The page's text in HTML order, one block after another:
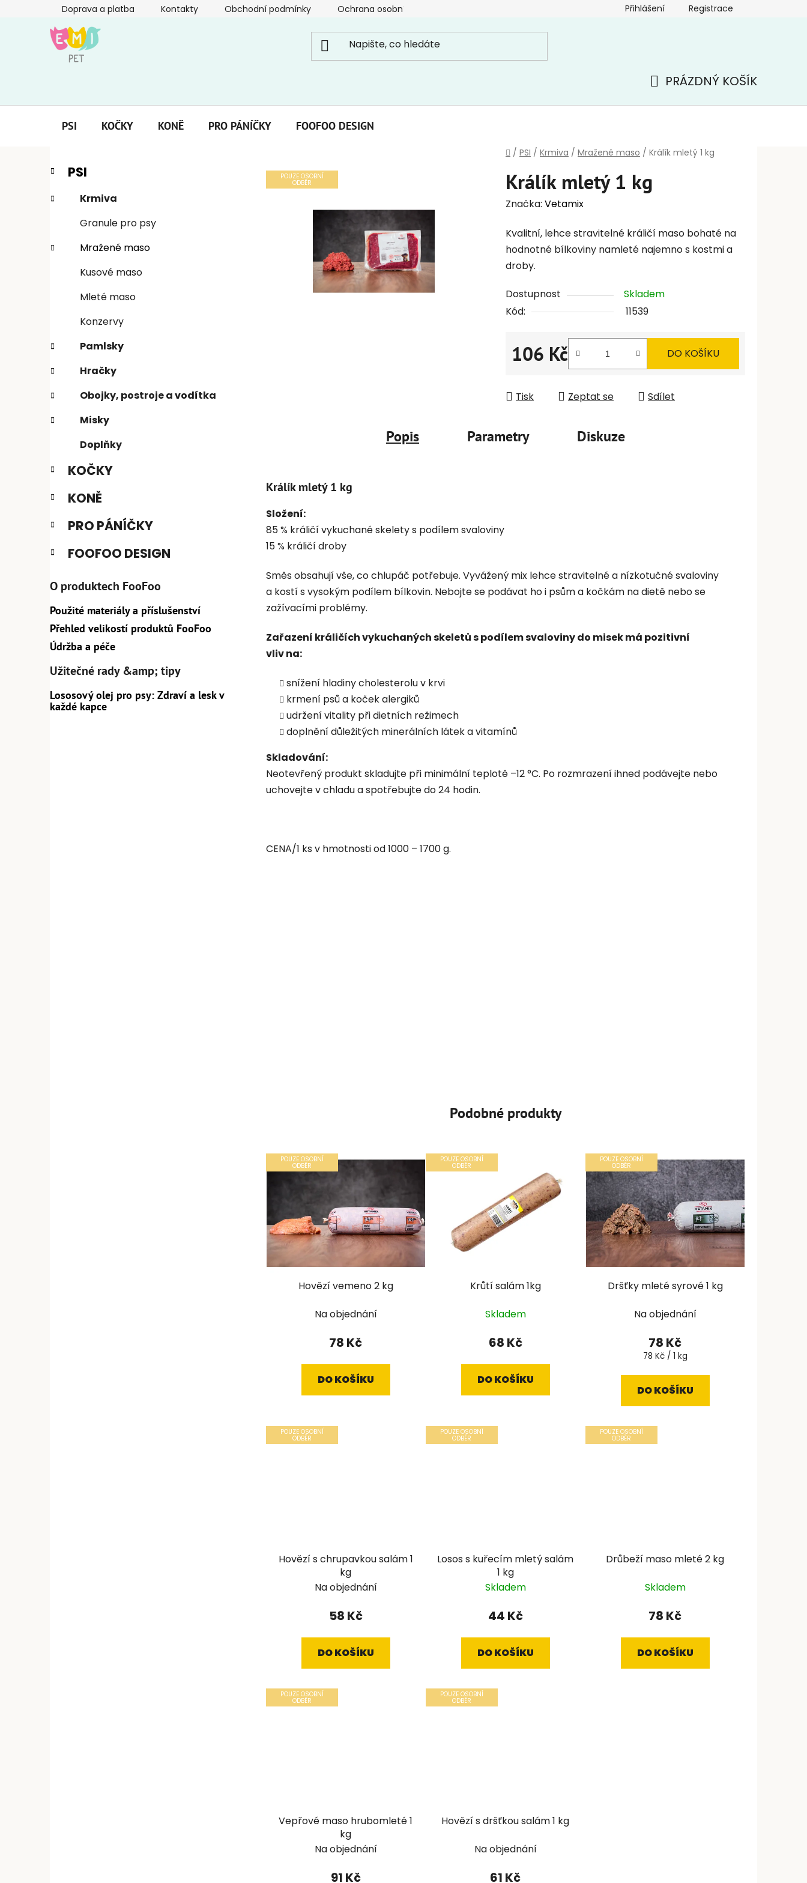
Doprava a platba Kontakty Obchodní podmínky Ochrana osobních údajů Přihlášení Registrace
PRÁZDNÝ KOŠÍK
PSI KOČKY KONĚ PRO PÁNÍČKY FOOFOO DESIGN
Domů
/ PSI / Krmiva / Mražené maso / Králík mletý 1 kg
P
s
a
e
l
Přeskočit
kategorie
K
a
e
r
PSI
Krmiva
Granule pro psy
Mražené maso
Kusové maso
Mleté maso
Konzervy
Pamlsky
Hračky
Obojky, postroje a vodítka
Misky
Doplňky
KOČKY
KONĚ
PRO PÁNÍČKY
FOOFOO DESIGN
O produktech FooFoo
Použité materiály a příslušenství
Přehled velikostí produktů FooFoo
Údržba a péče
Užitečné rady &amp; tipy
Lososový olej pro psy: Zdraví a lesk v
každé kapce
Králík mletý 1 kg
Značka: Vetamix
Kvalitní, lehce stravitelné králičí maso bohaté na
hodnotné bílkoviny namleté najemno s kostmi a
droby.
Dostupnost
Skladem
Kód:
11539
106 Kč
Měrná cena:
DO KOŠÍKU
Tisk Zeptat se Sdílet
POUZE OSOBNÍ
ODBĚR
Popis Parametry Diskuze
Králík mletý 1 kg
Složení:
85 % králičí vykuchané skelety s podílem svaloviny
15 % králičí droby
Směs obsahují vše, co chlupáč potřebuje. Vyvážený mix lehce stravitelné a nízkotučné svaloviny
a kostí s vysokým podílem bílkovin. Nebojte se podávat ho i psům a kočkám na dietě nebo se
zažívacími problémy.
Zařazení králičích vykuchaných skeletů s podílem svaloviny do misek má pozitivní
vliv na:
snížení hladiny cholesterolu v krvi
krmení psů a koček alergiků
udržení vitality při dietních režimech
doplnění důležitých minerálních látek a vitamínů
Skladování:
Ne­otevřený produkt skladujte při minimální teplotě –12 °C. Po rozmrazení ihned podávejte nebo
uchovejte v chladu a spotřebujte do 24 hodin.
CENA/1 ks v hmotnosti od 1000 – 1700 g.
Podobné produkty
POUZE OSOBNÍ
ODBĚR
Hovězí vemeno 2 kg
Na objednání
78 Kč
DO KOŠÍKU
POUZE OSOBNÍ
ODBĚR
Krůtí salám 1kg
Skladem
68 Kč
DO KOŠÍKU
POUZE OSOBNÍ
ODBĚR
Dršťky mleté syrové 1 kg
Na objednání
78 Kč
Měrná
78 Kč / 1 kg
DO KOŠÍKU
POUZE OSOBNÍ
ODBĚR
Hovězí s chrupavkou salám 1
kg
Na objednání
58 Kč
DO KOŠÍKU
POUZE OSOBNÍ
ODBĚR
Losos s kuřecím mletý salám
1 kg
Skladem
44 Kč
DO KOŠÍKU
POUZE OSOBNÍ
ODBĚR
Drůbeží maso mleté 2 kg
Skladem
78 Kč
DO KOŠÍKU
POUZE OSOBNÍ
ODBĚR
Vepřové maso hrubomleté 1
kg
Na objednání
91 Kč
POUZE OSOBNÍ
ODBĚR
Hovězí s dršťkou salám 1 kg
Na objednání
61 Kč